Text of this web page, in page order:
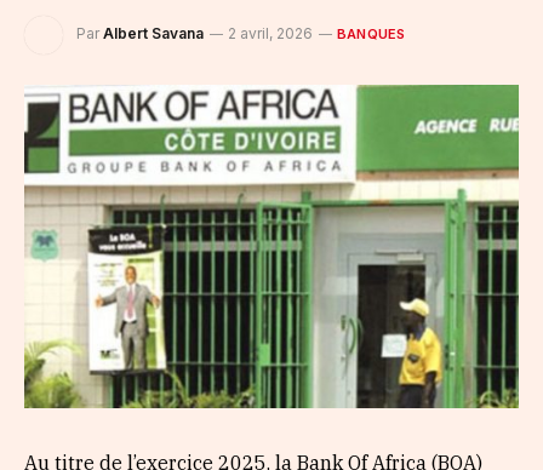
Par Albert Savana 2 avril, 2026 BANQUES
Au titre de l’exercice 2025, la Bank Of Africa (BOA)